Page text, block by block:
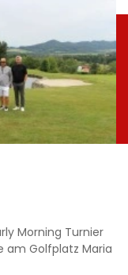
Morning Turnier
am Golfplatz Maria